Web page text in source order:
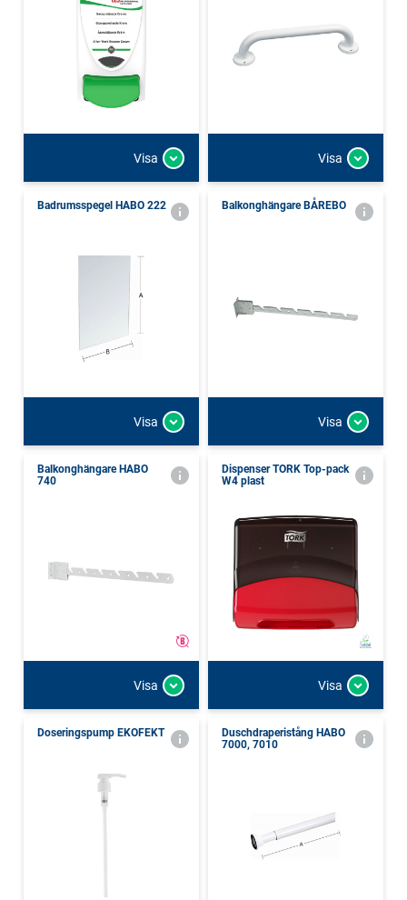
Visa Visa
Badrumsspegel HABO 222
Visa
Balkonghängare BÅREBO
Visa
Balkonghängare HABO
740
Visa
Dispenser TORK Top-pack
W4 plast
Visa
Doseringspump EKOFEKT
Duschdraperistång HABO
7000, 7010